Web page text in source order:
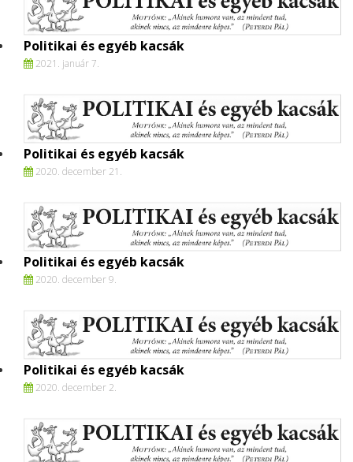
Politikai és egyéb kacsák
2021. január 7.
Politikai és egyéb kacsák
2020. december 21.
Politikai és egyéb kacsák
2020. december 9.
Politikai és egyéb kacsák
2020. december 2.